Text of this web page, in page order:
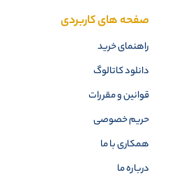
صفحه های کاربردی
راهنمای خرید
دانلود کاتالوگ
قوانین و مقررات
حریم خصوصی
همکاری با ما
درباره ما